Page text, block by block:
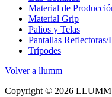
Material de
Material Grip
Palios y Telas
Pantallas Reflectoras/
Trípodes
Volver a llumm
Copyright © 2026